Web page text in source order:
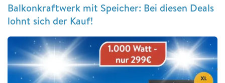
Balkonkraftwerk mit Speicher: Bei diesen Deals
lohnt sich der Kauf!